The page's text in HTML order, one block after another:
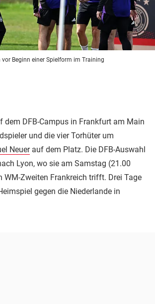
Beginn einer Spielform im Training
dem DFB-Campus in Frankfurt am Main
und die vier Torhüter um
Neuerauf dem Platz. Die DFB-Auswahl
Lyon, wo sie am Samstag (21.00
WM-Zweiten Frankreich trifft. Drei Tage
gegen die Niederlande in